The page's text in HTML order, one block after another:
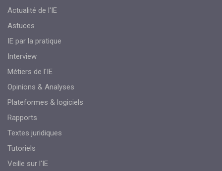
Actualité de l'IE
Astuces
IE par la pratique
Interview
Métiers de l'IE
Opinions & Analyses
Plateformes & logiciels
Rapports
Textes juridiques
Tutoriels
Veille sur l'IE